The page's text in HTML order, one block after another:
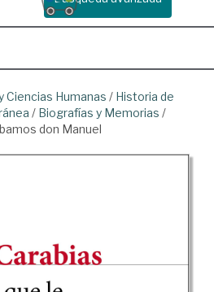
Ciencias Humanas / Historia de
/ Biografías y Memorias /
don Manuel